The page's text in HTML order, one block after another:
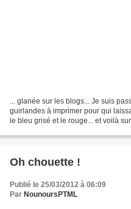
... glanée sur les blogs... Je suis
guirlandes à imprimer pour qui
le bleu grisé et le rouge... et voilà
Oh chouette !
Publié le 25/03/2012 à 06:09
Par NounoursPTML